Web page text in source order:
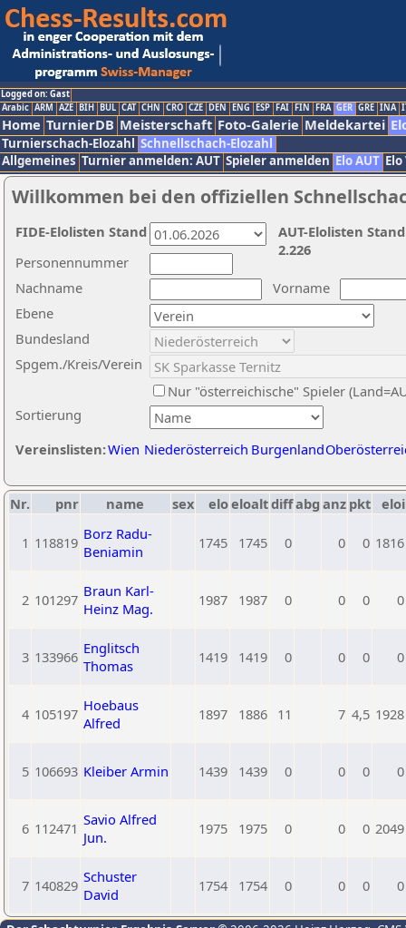
Logged on: Gast
Arabic ARM AZE BIH BUL CAT CHN CRO CZE DEN ENG ESP FAI FIN FRA GER GRE INA
Home TurnierDB Meisterschaft Foto-Galerie Meldekartei
Turnierschach-Elozahl Schnellschach-Elozahl
Allgemeines Turnier anmelden: AUT Spieler anmelden Elo AUT
Willkommen bei den offiziellen
Nachname
Vorname
Ebene
Sortierung
Personennummer
Bundesland
Spgem./Kreis/Verein
Nur "österreichische" Spieler
Vereinslisten:Wien Niederösterreich Burgenland
AUT-Elolisten
2.226
FIDE-Elolisten Stand
Nr. pnr name sex eloeloaltdiffabg anz pkt eloi
1 118819 Borz Radu-
Beniamin
1745 1745 0 0 0 1816
2 101297 Braun Karl-
Heinz Mag.
1987 1987 0 0 0 0
3 133966 Englitsch
Thomas
1419 1419 0 0 0 0
4 105197 Hoebaus
Alfred
1897 1886 11 7 4,5 1928
5 106693 Kleiber Armin 1439 1439 0 0 0 0
6 112471 Savio Alfred
Jun.
1975 1975 0 0 0 2049
7 140829 Schuster
David
1754 1754 0 0 0 0